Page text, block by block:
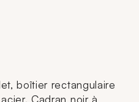
boîtier rectangulaire
Cadran noir à